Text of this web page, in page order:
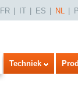
FR IT ES NL
Techniek